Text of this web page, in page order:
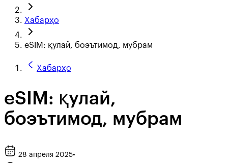
Хабарҳо
eSIM: қулай, боэътимод, мубрам
Хабарҳо
eSIM: қулай,
боэътимод, мубрам
28 апреля 2025•